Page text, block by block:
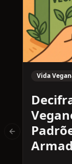
Vida
Previous slide